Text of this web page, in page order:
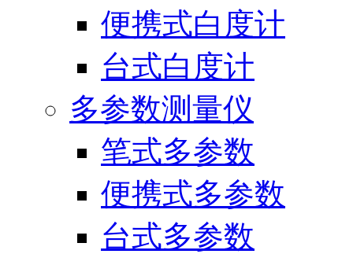
便携式白度计
台式白度计
多参数测量仪
笔式多参数
便携式多参数
台式多参数